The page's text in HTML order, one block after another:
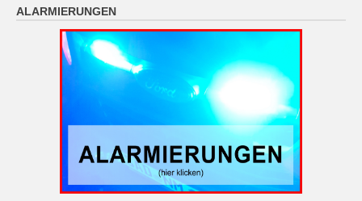
ALARMIERUNGEN